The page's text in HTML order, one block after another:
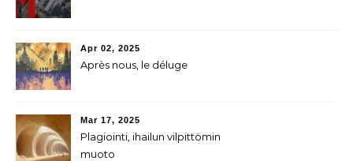
Apr 02, 2025
Après nous, le déluge
Mar 17, 2025
Plagiointi, ihailun vilpittömin
muoto